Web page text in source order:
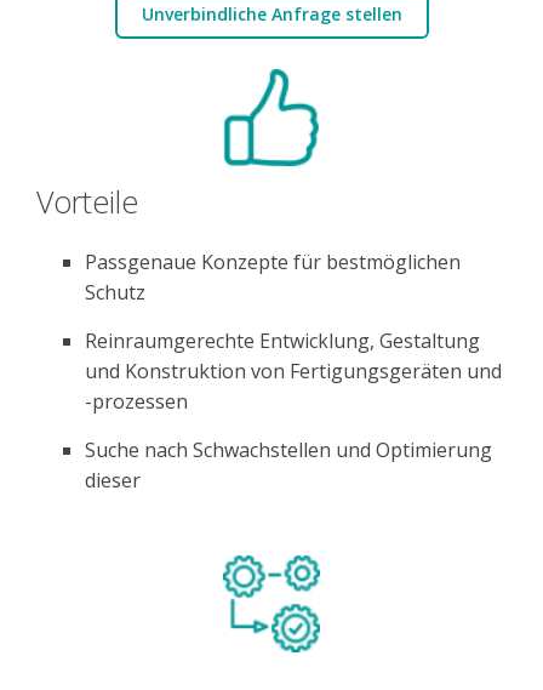
Unverbindliche Anfrage stellen
Vorteile
Passgenaue Konzepte für bestmöglichen
Schutz
Reinraumgerechte Entwicklung, Gestaltung
und Konstruktion von Fertigungsgeräten und
-prozessen
Suche nach Schwachstellen und Optimierung
dieser